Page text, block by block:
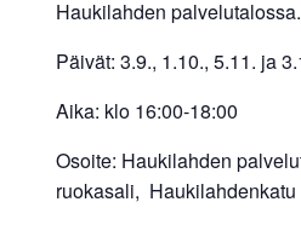
Haukilahden palvelutalossa.
Päivät: 3.9., 1.10., 5.11. ja
Aika: klo 16:00-18:00
Osoite: Haukilahden
ruokasali, Haukilahdenkatu